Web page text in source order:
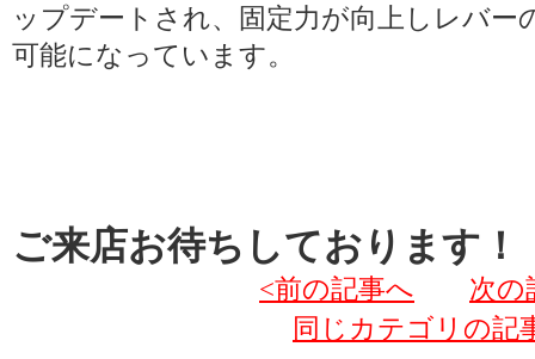
ップデートされ、固定力が向上しレバー
可能になっています。
ご来店お待ちしております！
<前の記事へ
次の
同じカテゴリの記